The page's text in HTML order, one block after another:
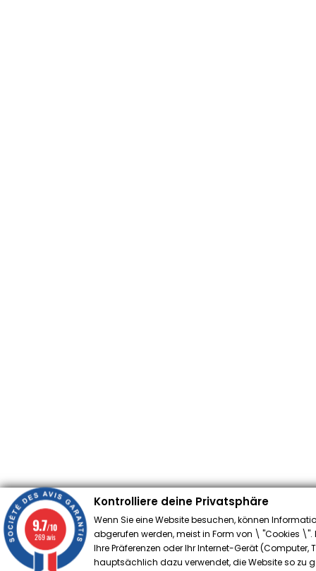
Kontrolliere deine Privatsphäre
Wenn Sie eine Website besuchen, können
abgerufen werden, meist in Form von \ "Cookies \".
Ihre Präferenzen oder Ihr Internet-Gerät (Computer,
hauptsächlich dazu verwendet, die Website so zu
9.7/10
269 avis